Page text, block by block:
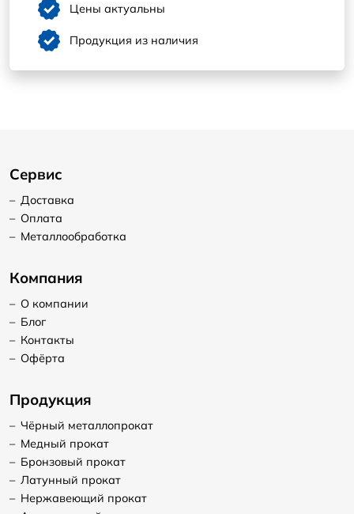
Цены актуальны
Продукция из наличия
Сервис
– Доставка
– Оплата
– Металлообработка
Компания
– О компании
– Блог
– Контакты
– Офёрта
Продукция
– Чёрный металлопрокат
– Медный прокат
– Бронзовый прокат
– Латунный прокат
– Нержавеющий прокат